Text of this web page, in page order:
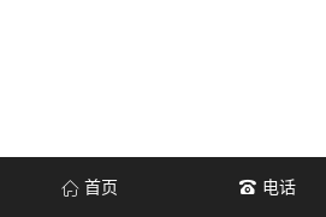
首页 电话